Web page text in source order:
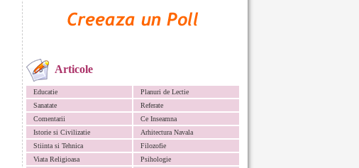
Articole
Educatie
Planuri de Lectie
Sanatate
Referate
Comentarii
Ce Inseamna
Istorie si Civilizatie
Arhitectura Navala
Stiinta si Tehnica
Filozofie
Viata Religioasa
Psihologie